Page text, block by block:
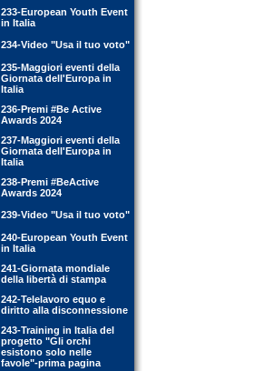
233-European Youth Event
in Italia
234-Video "Usa il tuo voto"
235-Maggiori eventi della
Giornata dell'Europa in
Italia
236-Premi #Be Active
Awards 2024
237-Maggiori eventi della
Giornata dell'Europa in
Italia
238-Premi #BeActive
Awards 2024
239-Video "Usa il tuo voto"
240-European Youth Event
in Italia
241-Giornata mondiale
della libertà di stampa
242-Telelavoro equo e
diritto alla disconnessione
243-Training in Italia del
progetto "Gli orchi
esistono solo nelle
favole"-prima pagina